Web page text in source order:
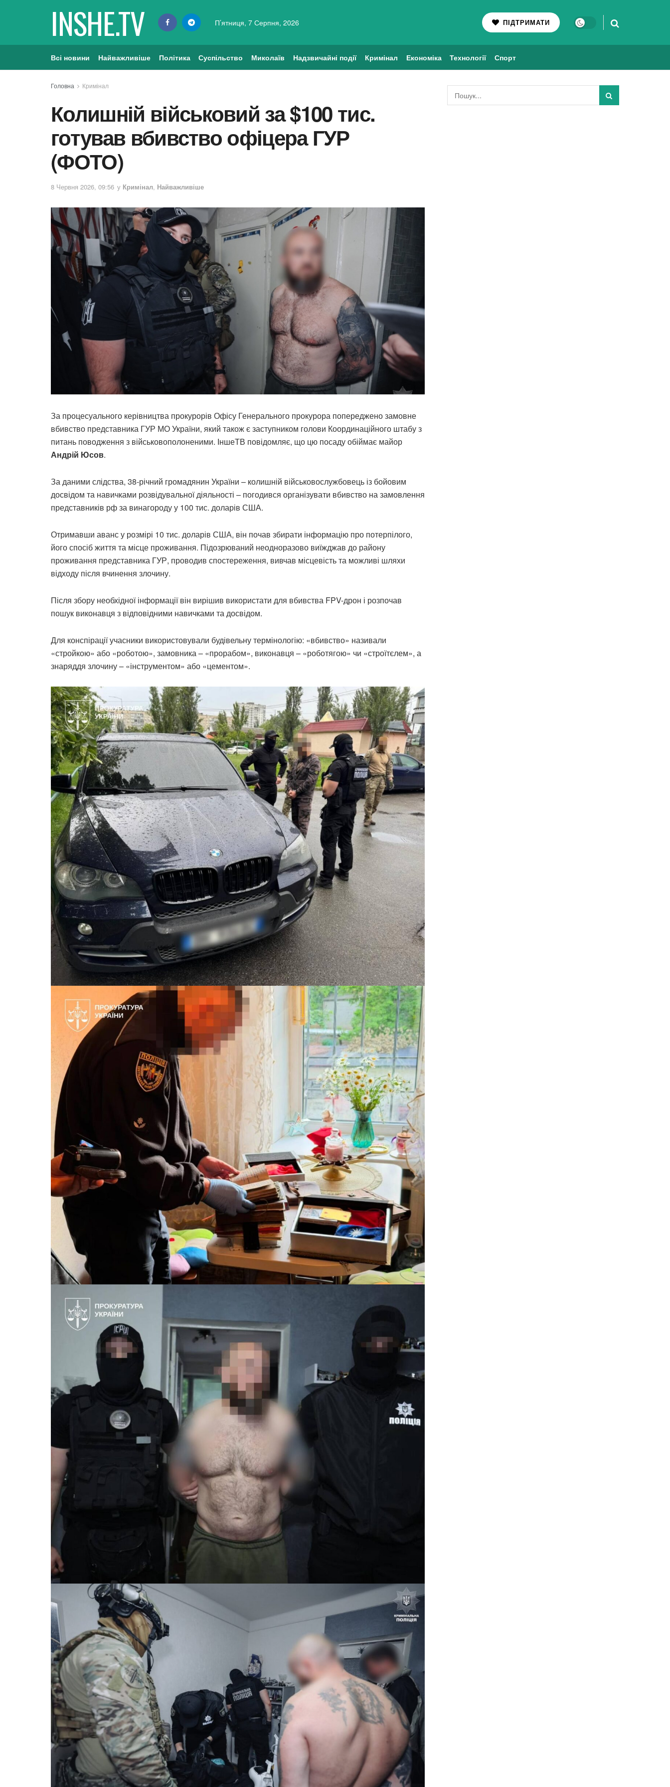
INSHE.TV П’ятниця, 7 Серпня, 2026 ПІДТРИМАТИ
Всі новини Найважливіше Політика Суспільство Миколаїв Надзвичайні події Кримінал Економіка Технології Спорт
Головна Кримінал
Колишній військовий за $100 тис.
готував вбивство офіцера ГУР
(ФОТО)
8 Червня 2026, 09:56 у Кримінал, Найважливіше
За процесуального керівництва прокурорів Офісу Генерального прокурора попереджено замовне
вбивство представника ГУР МО України, який також є заступником голови Координаційного штабу з
питань поводження з військовополоненими. ІншеТВ повідомляє, що цю посаду обіймає майор
Андрій Юсов.
За даними слідства, 38-річний громадянин України – колишній військовослужбовець із бойовим
досвідом та навичками розвідувальної діяльності – погодився організувати вбивство на замовлення
представників рф за винагороду у 100 тис. доларів США.
Отримавши аванс у розмірі 10 тис. доларів США, він почав збирати інформацію про потерпілого,
його спосіб життя та місце проживання. Підозрюваний неодноразово виїжджав до району
проживання представника ГУР, проводив спостереження, вивчав місцевість та можливі шляхи
відходу після вчинення злочину.
Після збору необхідної інформації він вирішив використати для вбивства FPV-дрон і розпочав
пошук виконавця з відповідними навичками та досвідом.
Для конспірації учасники використовували будівельну термінологію: «вбивство» називали
«стройкою» або «роботою», замовника – «прорабом», виконавця – «роботягою» чи «строїтєлем», а
знаряддя злочину – «інструментом» або «цементом».